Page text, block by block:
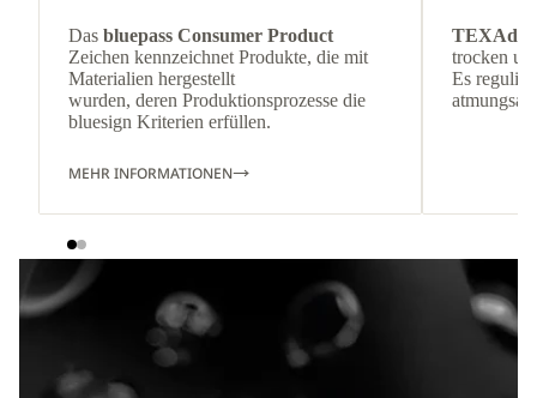
Das bluepass Consumer Product
Zeichen kennzeichnet Produkte, die mit
Materialien hergestellt
wurden, deren Produktionsprozesse die
bluesign Kriterien erfüllen.
MEHR INFORMATIONEN
TEXAdri
trocken
Es